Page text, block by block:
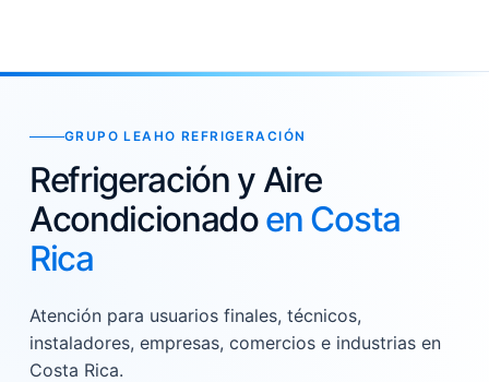
GRUPO LEAHO REFRIGERACIÓN
Refrigeración y Aire
Acondicionadoen Costa
Rica
Atención para usuarios finales, técnicos,
instaladores, empresas, comercios e industrias en
Costa Rica.